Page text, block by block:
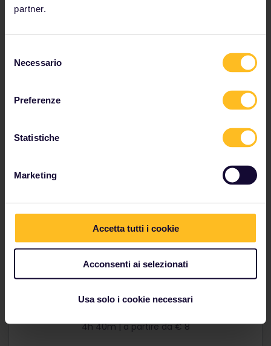
partner.
delNecessario
Preferenze
Statistiche
Marketing
Accetta tutti i cookie
Acconsenti ai selezionati
Usa solo i cookie necessari
Amburgo - Copenaghen
4h 40m | a partire da € 8